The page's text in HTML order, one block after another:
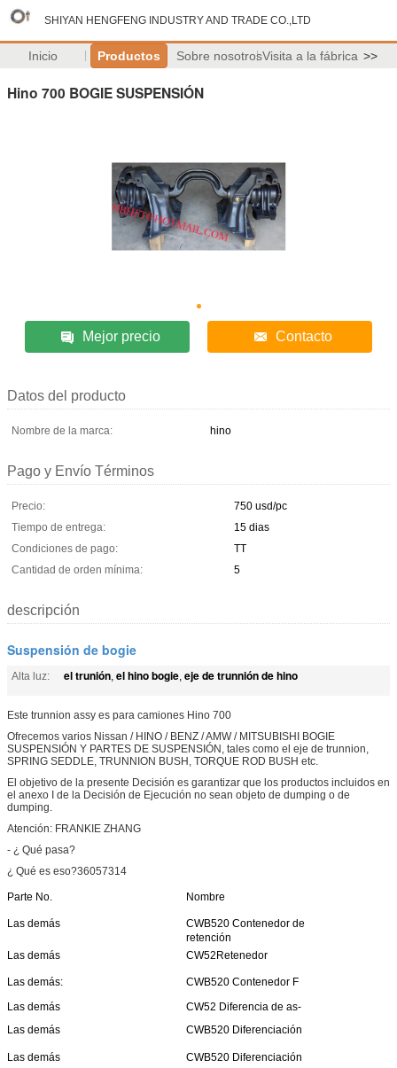
SHIYAN HENGFENG INDUSTRY AND TRADE CO.,LTD
Inicio Productos Sobre nosotrosVisita a la fábrica >>
Hino 700 BOGIE SUSPENSIÓN
Mejor precio Contacto
Datos del producto
Nombre de la marca: hino
Pago y Envío Términos
Precio:
750 usd/pc
Tiempo de entrega:
15 dias
Condiciones de pago:
TT
Cantidad de orden mínima:
5
descripción
Suspensión de bogie
Alta luz: el trunión, el hino bogie, eje de trunnión de hino
Este trunnion assy es para camiones Hino 700
Ofrecemos varios Nissan / HINO / BENZ / AMW / MITSUBISHI BOGIE
SUSPENSIÓN Y PARTES DE SUSPENSIÓN, tales como el eje de trunnion,
SPRING SEDDLE, TRUNNION BUSH, TORQUE ROD BUSH etc.
El objetivo de la presente Decisión es garantizar que los productos incluidos en
el anexo I de la Decisión de Ejecución no sean objeto de dumping o de
dumping.
Atención: FRANKIE ZHANG
- ¿ Qué pasa?
¿ Qué es eso?36057314
Parte No. Nombre
Las demás
CWB520 Contenedor de
retención
Las demás
CW52Retenedor
Las demás:
CWB520 Contenedor F
Las demás
CW52 Diferencia de as-
Las demás
CWB520 Diferenciación
Las demás CWB520 Diferenciación